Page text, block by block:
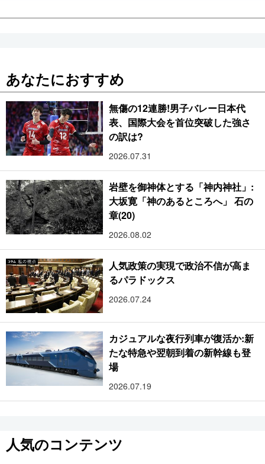
あなたにおすすめ
無傷の12連勝!男子バレー日本代
表、国際大会を首位突破した強さ
の訳は?
2026.07.31
岩壁を御神体とする「神内神社」:
大坂寛「神のあるところへ」 石の
章(20)
2026.08.02
人気政策の実現で政治不信が高ま
るパラドックス
2026.07.24
カジュアルな夜行列車が復活か:新
たな特急や翌朝到着の新幹線も登
場
2026.07.19
人気のコンテンツ